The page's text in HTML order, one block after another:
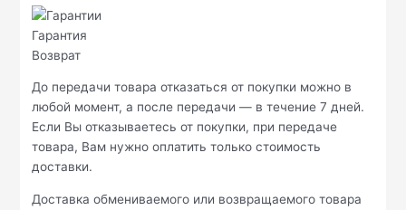
Гарантия
Возврат
До передачи товара отказаться от покупки можно в
любой момент, а после передачи — в течение 7 дней.
Если Вы отказываетесь от покупки, при передаче
товара, Вам нужно оплатить только стоимость
доставки.
Доставка обмениваемого или возвращаемого товара